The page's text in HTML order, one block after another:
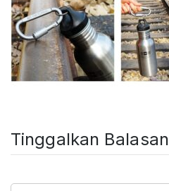
Tinggalkan Balasan